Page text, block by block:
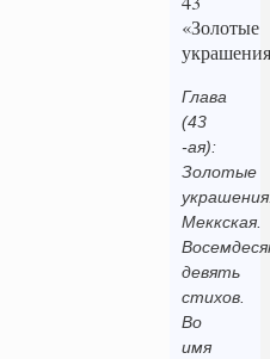
«Золотые
Глава
(43
-ая):
Золотые
Меккская.
девять
стихов.
Во
имя